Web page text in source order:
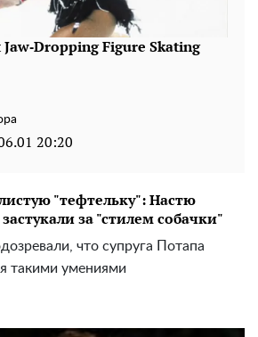
20:20
"тефтельку": Настю
за "стилем собачки"
что супруга Потапа
такими умениями